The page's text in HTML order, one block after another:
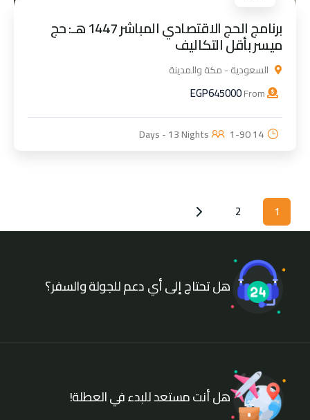
برنامج الحج الاقتصادي المباشر 1447 هـ: حج
ميسر بأقل التكاليف
السعودية - مكة والمدينة
EGP645000
14 Days - 13 Nights
1-90
1
2
هل تحتاج إلى أي دعم للجولة والسفر؟
هل أنت مستعد للبدء في العطلة!